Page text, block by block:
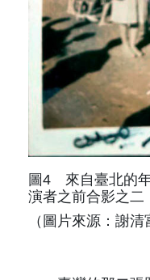
圖4 來自臺北的
演者之前合影之二
（圖片來源：謝清